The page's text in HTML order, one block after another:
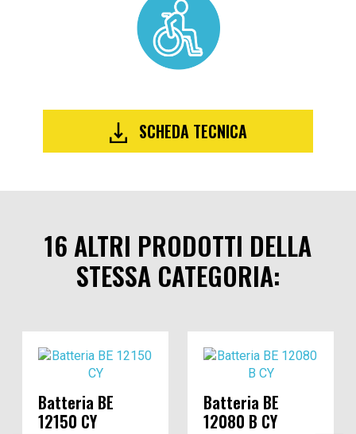
SCHEDA TECNICA
16 ALTRI PRODOTTI DELLA
STESSA CATEGORIA:
Batteria BE
12150 CY
Batteria BE
12080 B CY